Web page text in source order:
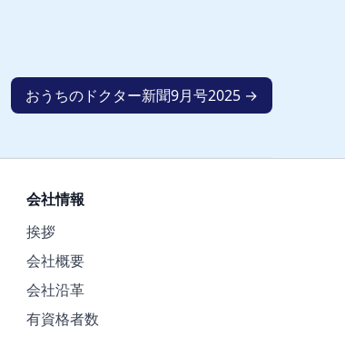
おうちのドクター新聞9月号2025 →
会社情報
挨拶
会社概要
会社沿革
有資格者数